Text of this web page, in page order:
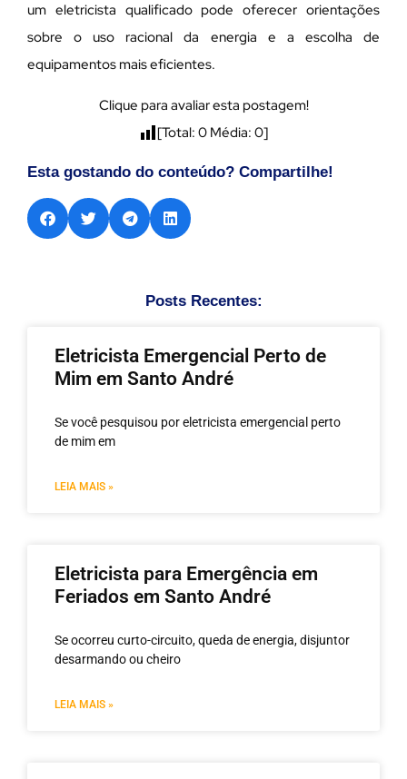
um eletricista qualificado pode oferecer orientações
sobre o uso racional da energia e a escolha de
equipamentos mais eficientes.
Clique para avaliar esta postagem!
[Total: 0 Média: 0]
Esta gostando do conteúdo? Compartilhe!
Posts Recentes:
Eletricista Emergencial Perto de
Mim em Santo André
Se você pesquisou por eletricista emergencial perto
de mim em
LEIA MAIS »
Eletricista para Emergência em
Feriados em Santo André
Se ocorreu curto-circuito, queda de energia, disjuntor
desarmando ou cheiro
LEIA MAIS »